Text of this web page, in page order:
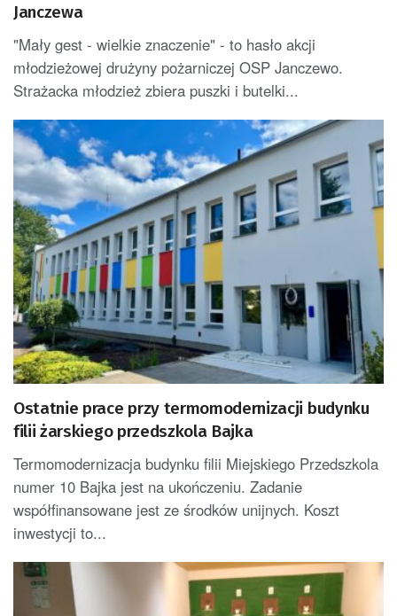
Janczewa
"Mały gest - wielkie znaczenie" - to hasło akcji
młodzieżowej drużyny pożarniczej OSP Janczewo.
Strażacka młodzież zbiera puszki i butelki...
Ostatnie prace przy termomodernizacji budynku
filii żarskiego przedszkola Bajka
Termomodernizacja budynku filii Miejskiego Przedszkola
numer 10 Bajka jest na ukończeniu. Zadanie
współfinansowane jest ze środków unijnych. Koszt
inwestycji to...